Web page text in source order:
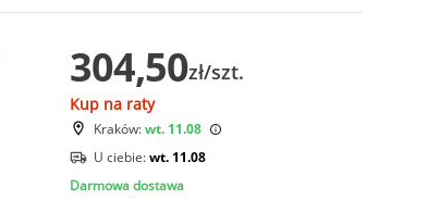
304,50zł/szt.
Kup na raty
Kraków:wt. 11.08
U ciebie:wt. 11.08
Darmowa dostawa